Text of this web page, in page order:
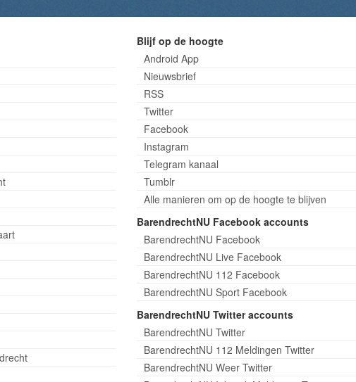
Blijf op de hoogte
Android App
Nieuwsbrief
RSS
Twitter
Facebook
Instagram
Telegram kanaal
Tumblr
Alle manieren om op de hoogte te blijven
BarendrechtNU Facebook accounts
BarendrechtNU Facebook
BarendrechtNU Live Facebook
BarendrechtNU 112 Facebook
BarendrechtNU Sport Facebook
BarendrechtNU Twitter accounts
BarendrechtNU Twitter
BarendrechtNU 112 Meldingen Twitter
BarendrechtNU Weer Twitter